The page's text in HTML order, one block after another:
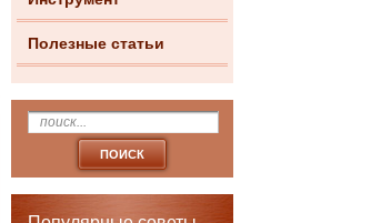
Полезные статьи